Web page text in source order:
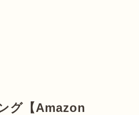
グ【Amazon